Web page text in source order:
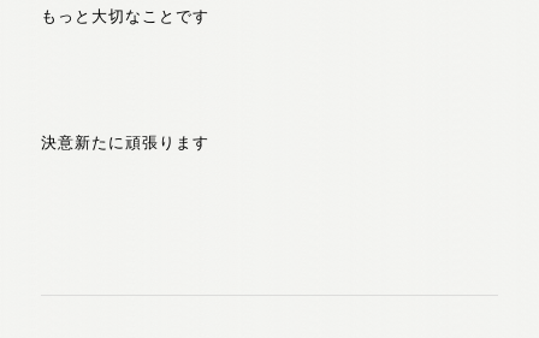
もっと大切なことです
決意新たに頑張ります